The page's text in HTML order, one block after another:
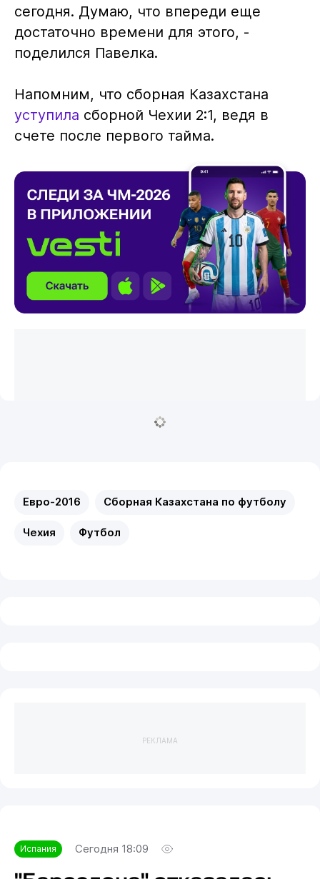
сегодня. Думаю, что впереди еще
достаточно времени для этого, -
поделился Павелка.
Напомним, что сборная Казахстана
уступила сборной Чехии 2:1, ведя в
счете после первого тайма.
Евро-2016 Сборная Казахстана по футболу
Чехия Футбол
РЕКЛАМА
Испания Сегодня 18:09